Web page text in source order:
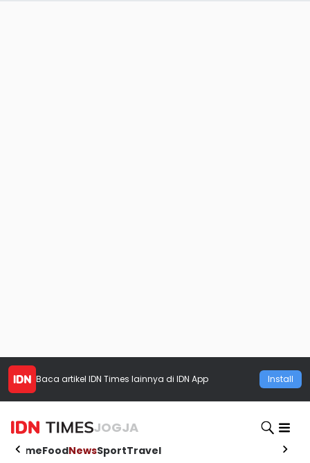
Baca artikel IDN Times lainnya di IDN App Install
JOGJA
HomeFoodNewsSportTravel